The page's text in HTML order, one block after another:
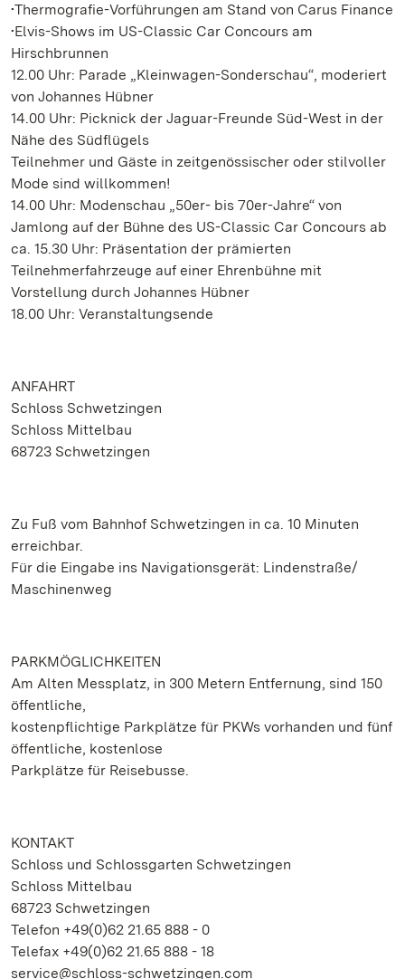
•Thermografie-Vorführungen am Stand von Carus Finance
•Elvis-Shows im US-Classic Car Concours am
Hirschbrunnen
12.00 Uhr: Parade „Kleinwagen-Sonderschau“, moderiert
von Johannes Hübner
14.00 Uhr: Picknick der Jaguar-Freunde Süd-West in der
Nähe des Südflügels
Teilnehmer und Gäste in zeitgenössischer oder stilvoller
Mode sind willkommen!
14.00 Uhr: Modenschau „50er- bis 70er-Jahre“ von
Jamlong auf der Bühne des US-Classic Car Concours ab
ca. 15.30 Uhr: Präsentation der prämierten
Teilnehmerfahrzeuge auf einer Ehrenbühne mit
Vorstellung durch Johannes Hübner
18.00 Uhr: Veranstaltungsende
ANFAHRT
Schloss Schwetzingen
Schloss Mittelbau
68723 Schwetzingen
Zu Fuß vom Bahnhof Schwetzingen in ca. 10 Minuten
erreichbar.
Für die Eingabe ins Navigationsgerät: Lindenstraße/
Maschinenweg
PARKMÖGLICHKEITEN
Am Alten Messplatz, in 300 Metern Entfernung, sind 150
öffentliche,
kostenpflichtige Parkplätze für PKWs vorhanden und fünf
öffentliche, kostenlose
Parkplätze für Reisebusse.
KONTAKT
Schloss und Schlossgarten Schwetzingen
Schloss Mittelbau
68723 Schwetzingen
Telefon +49(0)62 21.65 888 - 0
Telefax +49(0)62 21.65 888 - 18
service@schloss-schwetzingen.com